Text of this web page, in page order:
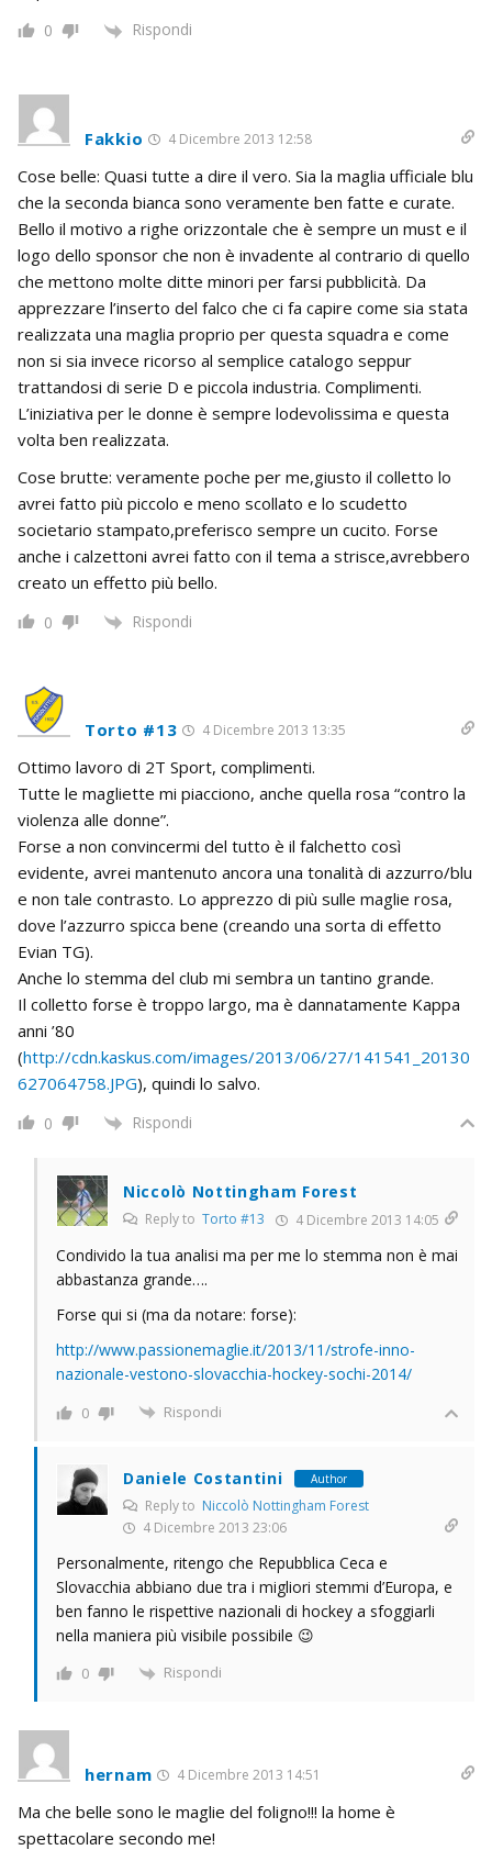
0 Rispondi
Fakkio 4 Dicembre 2013 12:58
Cose belle: Quasi tutte a dire il vero. Sia la maglia ufficiale blu
che la seconda bianca sono veramente ben fatte e curate.
Bello il motivo a righe orizzontale che è sempre un must e il
logo dello sponsor che non è invadente al contrario di quello
che mettono molte ditte minori per farsi pubblicità. Da
apprezzare l’inserto del falco che ci fa capire come sia stata
realizzata una maglia proprio per questa squadra e come
non si sia invece ricorso al semplice catalogo seppur
trattandosi di serie D e piccola industria. Complimenti.
L’iniziativa per le donne è sempre lodevolissima e questa
volta ben realizzata.
Cose brutte: veramente poche per me,giusto il colletto lo
avrei fatto più piccolo e meno scollato e lo scudetto
societario stampato,preferisco sempre un cucito. Forse
anche i calzettoni avrei fatto con il tema a strisce,avrebbero
creato un effetto più bello.
0 Rispondi
Torto #13 4 Dicembre 2013 13:35
Ottimo lavoro di 2T Sport, complimenti.
Tutte le magliette mi piacciono, anche quella rosa “contro la
violenza alle donne”.
Forse a non convincermi del tutto è il falchetto così
evidente, avrei mantenuto ancora una tonalità di azzurro/blu
e non tale contrasto. Lo apprezzo di più sulle maglie rosa,
dove l’azzurro spicca bene (creando una sorta di effetto
Evian TG).
Anche lo stemma del club mi sembra un tantino grande.
Il colletto forse è troppo largo, ma è dannatamente Kappa
anni ’80
(http://cdn.kaskus.com/images/2013/06/27/141541_20130
627064758.JPG), quindi lo salvo.
0 Rispondi
Niccolò Nottingham Forest
Reply to Torto #13 4 Dicembre 2013 14:05
Condivido la tua analisi ma per me lo stemma non è mai
abbastanza grande….
Forse qui si (ma da notare: forse):
http://www.passionemaglie.it/2013/11/strofe-inno-
nazionale-vestono-slovacchia-hockey-sochi-2014/
0 Rispondi
Daniele Costantini Author
Reply to Niccolò Nottingham Forest
4 Dicembre 2013 23:06
Personalmente, ritengo che Repubblica Ceca e
Slovacchia abbiano due tra i migliori stemmi d’Europa, e
ben fanno le rispettive nazionali di hockey a sfoggiarli
nella maniera più visibile possibile 😉
0 Rispondi
hernam 4 Dicembre 2013 14:51
Ma che belle sono le maglie del foligno!!! la home è
spettacolare secondo me!